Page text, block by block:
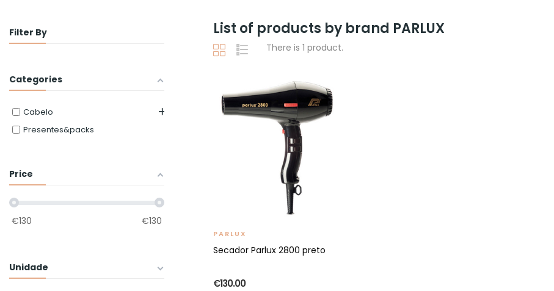
Filter By
Categories
Cabelo
Presentes&packs
Price
€130 €130
Unidade
List of products by brand PARLUX
There is 1 product.
PARLUX
Secador Parlux 2800 preto
€130.00